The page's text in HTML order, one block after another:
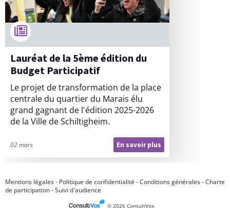
Lauréat de la 5ème édition du
Budget Participatif
Le projet de transformation de la place
centrale du quartier du Marais élu
grand gagnant de l'édition 2025-2026
de la Ville de Schiltigheim.
02 mars En savoir plus
L
a
u
a
l
© 2026 ConsultVox
Mentions légales- Politique de confidentialité -Conditions générales-Charte
de participation-Suivi d'audience